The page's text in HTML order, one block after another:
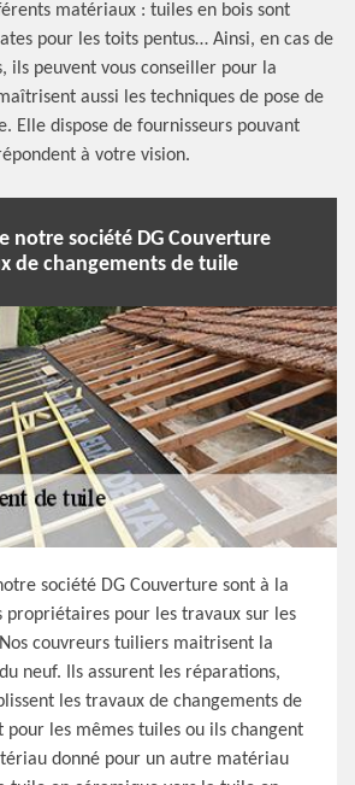
matériaux : tuiles en bois sont
pour les toits pentus… Ainsi, en cas de
ils peuvent vous conseiller pour la
aussi les techniques de pose de
Elle dispose de fournisseurs pouvant
à votre vision.
notre société DG Couverture
de changements de tuile
société DG Couverture sont à la
propriétaires pour les travaux sur les
couvreurs tuiliers maitrisent la
neuf. Ils assurent les réparations,
les travaux de changements de
pour les mêmes tuiles ou ils changent
donné pour un autre matériau